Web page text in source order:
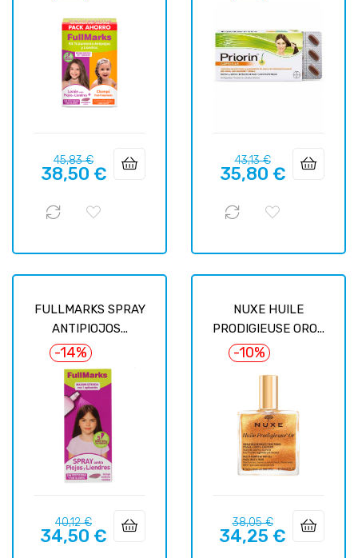
Precio
regular
45,83 €Precio
38,50 €
Precio
regular
43,13 €Precio
35,80 €
FULLMARKS SPRAY
ANTIPIOJOS...
-14%
Precio
regular
40,12 €Precio
34,50 €
NUXE HUILE
PRODIGIEUSE ORO...
-10%
Precio
regular
38,05 €Precio
34,25 €